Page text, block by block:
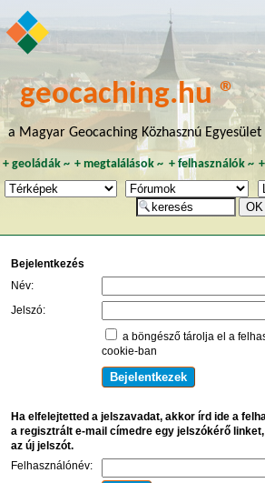
geocaching.hu ®
a Magyar Geocaching Közhasznú
+ geoládák~ +megtalálások ~ + felhasználók~ +
Bejelentkezés
Név:
Jelszó:
a böngésző tárolja el a
cookie-ban
Ha elfelejtetted a jelszavadat, akkor írd ide a
a regisztrált e-mail címedre egy jelszókérő
az új jelszót.
Felhasználónév: